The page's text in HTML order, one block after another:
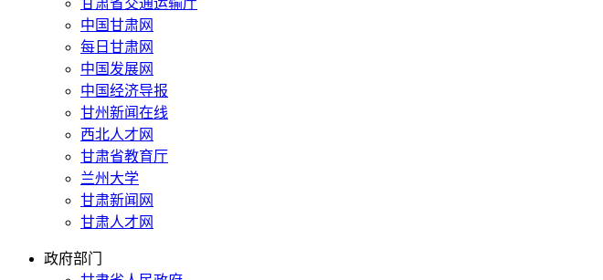
中国甘肃网
每日甘肃网
中国发展网
中国经济导报
甘州新闻在线
西北人才网
甘肃省教育厅
兰州大学
甘肃新闻网
甘肃人才网
政府部门